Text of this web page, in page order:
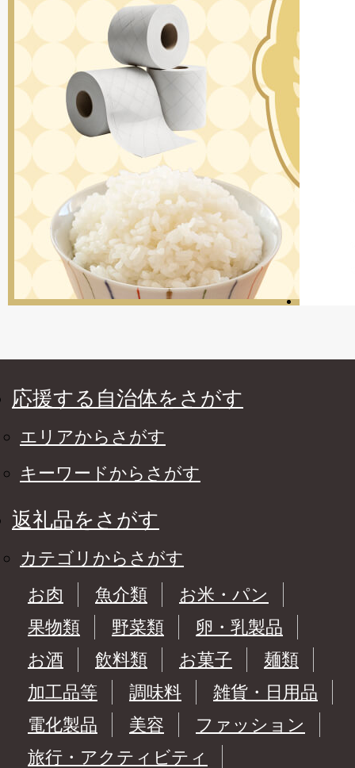
応援する自治体をさがす
エリアからさがす
キーワードからさがす
返礼品をさがす
カテゴリからさがす
お肉
魚介類
お米・パン
果物類
野菜類
卵・乳製品
お酒
飲料類 お菓子
麺類
加工品等
調味料
雑貨・日用品
電化製品
美容
ファッション
旅行・アクティビティ